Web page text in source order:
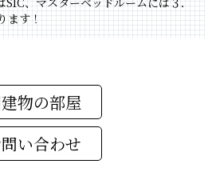
ます！
物の部屋